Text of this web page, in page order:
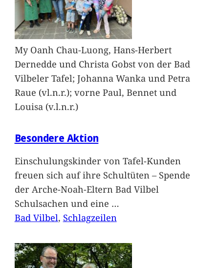
My Oanh Chau-Luong, Hans-Herbert
Dernedde und Christa Gobst von der Bad
Vilbeler Tafel; Johanna Wanka und Petra
Raue (vl.n.r.); vorne Paul, Bennet und
Louisa (v.l.n.r.)
Besondere Aktion
Einschulungskinder von Tafel-Kunden
freuen sich auf ihre Schultüten – Spende
der Arche-Noah-Eltern Bad Vilbel
Schulsachen und eine …
Bad Vilbel, Schlagzeilen